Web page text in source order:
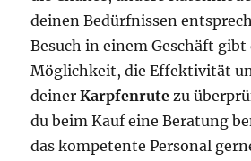
deinen Bedürfnissen
Besuch in einem Geschäft gibt
Möglichkeit, die Effektivität
deinerKarpfenrute zu
du beim Kauf eine Beratung
das kompetente Personal